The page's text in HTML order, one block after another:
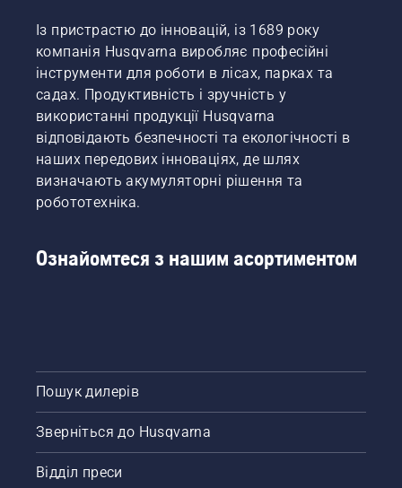
Із пристрастю до інновацій, із 1689 року
компанія Husqvarna виробляє професійні
інструменти для роботи в лісах, парках та
садах. Продуктивність і зручність у
використанні продукції Husqvarna
відповідають безпечності та екологічності в
наших передових інноваціях, де шлях
визначають акумуляторні рішення та
робототехніка.
Ознайомтеся з нашим асортиментом
Пошук дилерів
Зверніться до Husqvarna
Відділ преси